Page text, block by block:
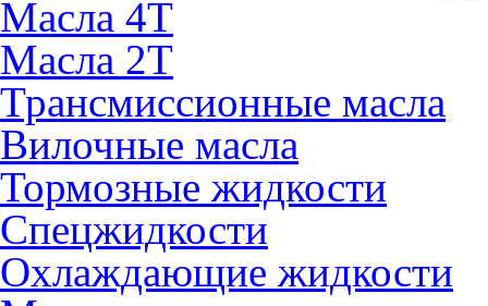
Масла 4Т
Масла 2Т
Трансмиссионные масла
Вилочные масла
Тормозные жидкости
Спецжидкости
Охлаждающие жидкости